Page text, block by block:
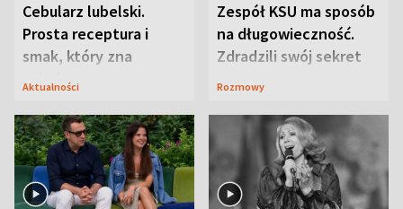
Cebularz lubelski.
Prosta receptura i
smak, który zna
Lubelszczyzna
Aktualności
Zespół KSU ma sposób
na długowieczność.
Zdradzili swój sekret
Rozmowy